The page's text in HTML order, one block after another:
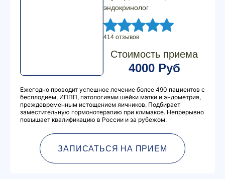
эндокринолог
414 отзывов
Стоимость приема
4000 Руб
Ежегодно проводит успешное лечение более 490 пациентов с
бесплодием, ИППП, патологиями шейки матки и эндометрия,
преждевременным истощением яичников. Подбирает
заместительную гормонотерапию при климаксе. Непрерывно
повышает квалификацию в России и за рубежом.
ЗАПИСАТЬСЯ НА ПРИЕМ